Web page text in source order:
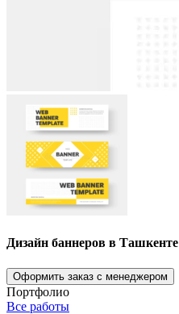
Дизайн баннеров в Ташкенте
Оформить заказ с менеджером
Портфолио
Все работы